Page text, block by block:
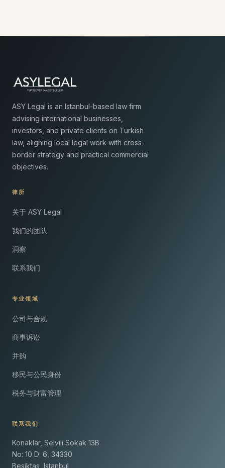
ASY Legal is an Istanbul-based law firm
advising international businesses,
investors, and private clients on Turkish
law, aligning local legal work with cross-
border strategy and practical commercial
objectives.
律所
关于 ASY Legal
我们的团队
洞察
联系我们
专业领域
公司与合规
商事诉讼
并购
移民与公民身份
税务与财富管理
联系我们
Konaklar, Selvili Sokak 13B
No: 10 D: 6, 34330
Besiktas, Istanbul